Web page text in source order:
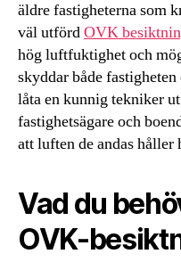
äldre fastigheterna som
väl utfördOVK
hög luftfuktighet och
skyddar både
låta en kunnig tekniker
fastighetsägare och
att luften de andas håller
Vad du
OVK-